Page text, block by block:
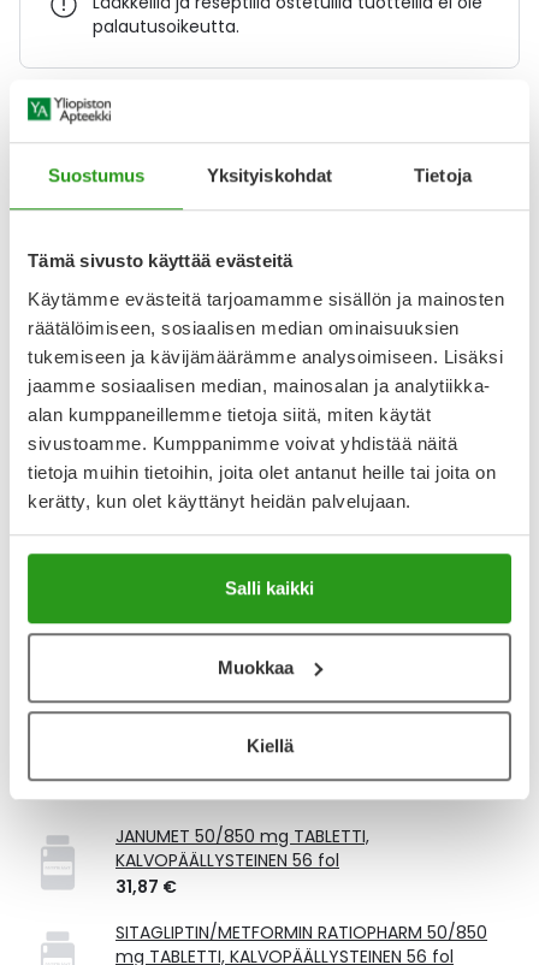
Suostumus Yksityiskohdat Tietoja
Tämä sivusto käyttää evästeitä
Käytämme evästeitä tarjoamamme sisällön ja mainosten
räätälöimiseen, sosiaalisen median ominaisuuksien
tukemiseen ja kävijämäärämme analysoimiseen. Lisäksi
jaamme sosiaalisen median, mainosalan ja analytiikka-
alan kumppaneillemme tietoja siitä, miten käytät
sivustoamme. Kumppanimme voivat yhdistää näitä
tietoja muihin tietoihin, joita olet antanut heille tai joita on
kerätty, kun olet käyttänyt heidän palvelujaan.
Salli kaikki
Muokkaa
Kiellä
palautusoikeutta.
YA-muistuttaja
Muistuttajan avulla pidät huolen, että tilaat tarvitsemasi
tuotteet ajoissa, eivätkä ne lopu kesken.
Lisää tuote muistuttajaan
Lue lisää muistuttajasta
Kela-korvattavuus ja reseptin toimitusmaksu
Tämä tuote ei ole Kela-korvattava. Reseptin
toimitusmaksu 2,46 € lisätään tuotteen hintaan.
Laske korvauksen suuruus
Vastaavat tuotteet
JANUMET 50/850 mg TABLETTI,
KALVOPÄÄLLYSTEINEN 56 fol
31,87 €
SITAGLIPTIN/METFORMIN RATIOPHARM 50/850
mg TABLETTI, KALVOPÄÄLLYSTEINEN 56 fol